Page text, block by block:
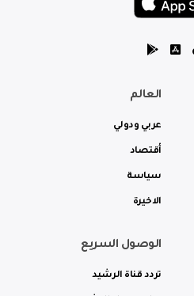
العالم
عربي ودولي
أقتصاد
سياسة
الاخيرة
الوصول السريع
تردد قناة الرشيد